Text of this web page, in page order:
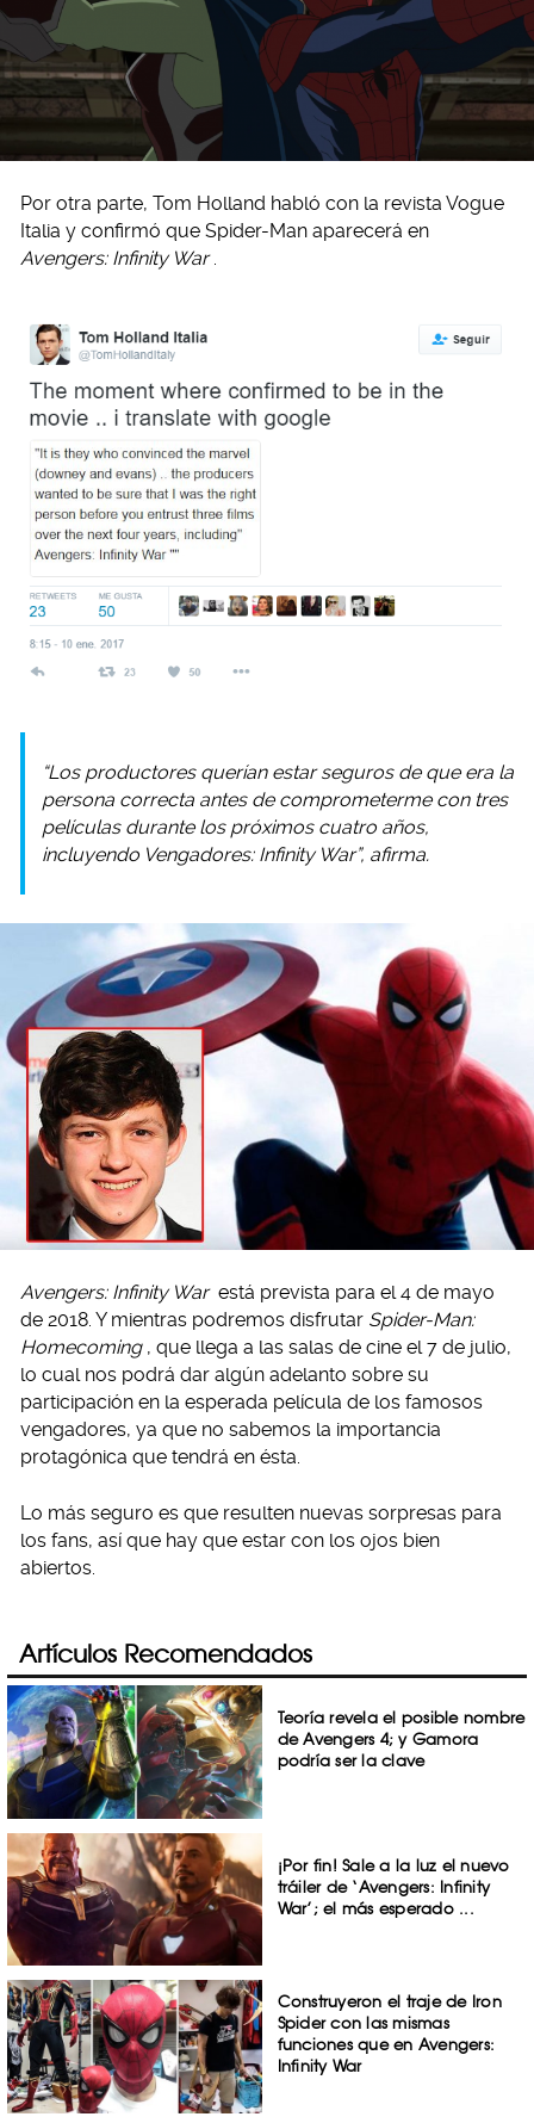
Por otra parte, Tom Holland habló con la revista Vogue
Italia y confirmó que Spider-Man aparecerá en
Avengers: Infinity War
“Los productores querían estar seguros de que era la
persona correcta antes de comprometerme con tres
películas durante los próximos cuatro años,
incluyendo Vengadores: Infinity War”, afirma.
Avengers: Infinity War está prevista para el 4 de mayo
de 2018. Y mientras podremos disfrutar Spider-Man:
Homecoming , que llega a las salas de cine el 7 de julio,
lo cual nos podrá dar algún adelanto sobre su
participación en la esperada película de los famosos
vengadores, ya que no sabemos la importancia
protagónica que tendrá en ésta.
Lo más seguro es que resulten nuevas sorpresas para
los fans, así que hay que estar con los ojos bien
abiertos.
Artículos Recomendados
Teoría revela el posible nombre
de Avengers 4; y Gamora
podría ser la clave
¡Por fin! Sale a la luz el nuevo
tráiler de ‘Avengers: Infinity
War’; el más esperado ...
Construyeron el traje de Iron
Spider con las mismas
funciones que en Avengers:
Infinity War